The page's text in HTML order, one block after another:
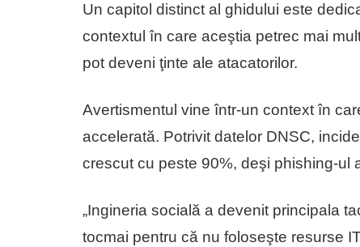
Un capitol distinct al ghidului este
contextul în care aceştia petrec mai
pot deveni ţinte ale atacatorilor.
Avertismentul vine într-un context în
accelerată. Potrivit datelor DNSC,
crescut cu peste 90%, deşi phishing-ul
„Ingineria socială a devenit principala
tocmai pentru că nu foloseşte resurse